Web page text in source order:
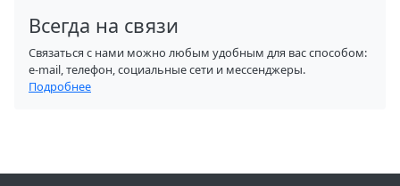
Всегда на связи
Связаться с нами можно любым удобным для вас способом:
e-mail, телефон, социальные сети и мессенджеры.
Подробнее